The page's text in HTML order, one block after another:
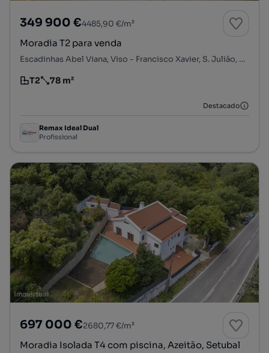
349 900 €4485,90 €/m²
Moradia T2 para venda
Escadinhas Abel Viana, Viso - Francisco Xavier, S. Julião, N. S. da Anunciada e S. Maria da Graça, Setúbal, Setúbal
Tipologia
T2
Preço por metro quadrado
78 m²
Destacado
Remax Ideal Dual
Profissional
697 000 €2680,77 €/m²
Moradia Isolada T4 com piscina, Azeitão, Setubal